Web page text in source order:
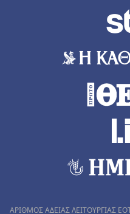
ΑΡΙΘΜΟΣ ΑΔΕΙΑΣ ΛΕΙΤΟΥΡΓΙΑΣ